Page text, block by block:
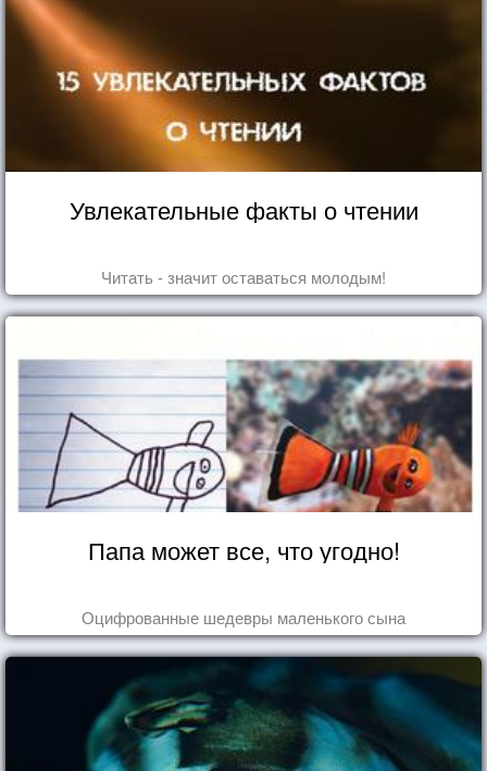
Увлекательные факты о чтении
Читать - значит оставаться молодым!
Папа может все, что угодно!
Оцифрованные шедевры маленького сына